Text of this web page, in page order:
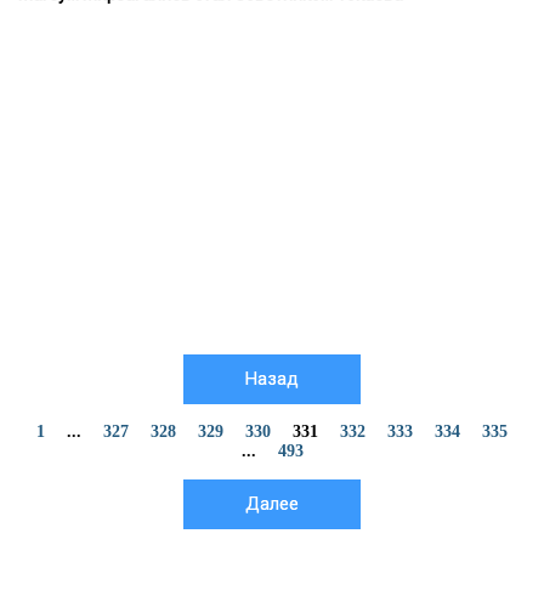
Назад
1 ... 327 328 329 330 331 332 333 334
335
...
493
Далее